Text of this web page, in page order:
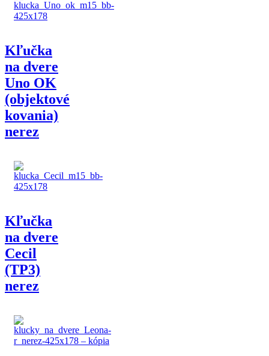
Kľučka
na dvere
Uno OK
(objektové
kovania)
nerez
Kľučka
na dvere
Cecil
(TP3)
nerez